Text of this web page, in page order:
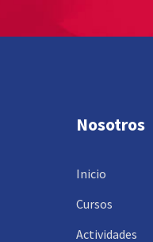
Nosotros
Inicio
Cursos
Actividades